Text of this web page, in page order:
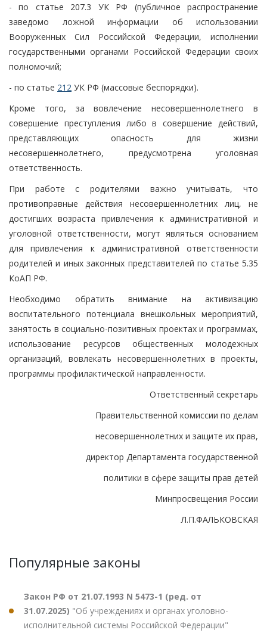
- по статье 207.3 УК РФ (публичное распространение
заведомо ложной информации об использовании
Вооруженных Сил Российской Федерации, исполнении
государственными органами Российской Федерации своих
полномочий;
- по статье 212 УК РФ (массовые беспорядки).
Кроме того, за вовлечение несовершеннолетнего в
совершение преступления либо в совершение действий,
представляющих опасность для жизни
несовершеннолетнего, предусмотрена уголовная
ответственность.
При работе с родителями важно учитывать, что
противоправные действия несовершеннолетних лиц, не
достигших возраста привлечения к административной и
уголовной ответственности, могут являться основанием
для привлечения к административной ответственности
родителей и иных законных представителей по статье 5.35
КоАП РФ.
Необходимо обратить внимание на активизацию
воспитательного потенциала внешкольных мероприятий,
занятость в социально-позитивных проектах и программах,
использование ресурсов общественных молодежных
организаций, вовлекать несовершеннолетних в проекты,
программы профилактической направленности.
Ответственный секретарь
Правительственной комиссии по делам
несовершеннолетних и защите их прав,
директор Департамента государственной
политики в сфере защиты прав детей
Минпросвещения России
Л.П.ФАЛЬКОВСКАЯ
Популярные законы
Закон РФ от 21.07.1993 N 5473-1 (ред. от
31.07.2025) "Об учреждениях и органах уголовно-
исполнительной системы Российской Федерации"